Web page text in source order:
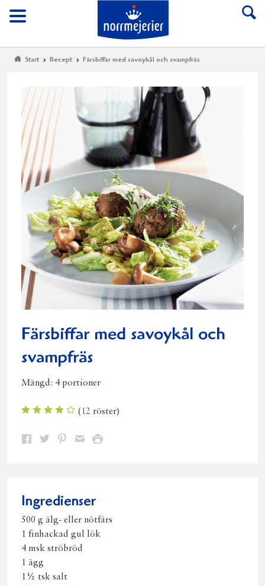
Meny
Till Norrmejerier
Start Recept Färsbiffar med savoykål och svampfräs
Färsbiffar med savoykål och
svampfräs
Mängd: 4 portioner
(12 röster)
Dela Dela Dela DelaSkriv
Ingredienser
500 g älg- eller nötfärs
1 finhackad gul lök
4 msk ströbröd
1 ägg
1½ tsk salt